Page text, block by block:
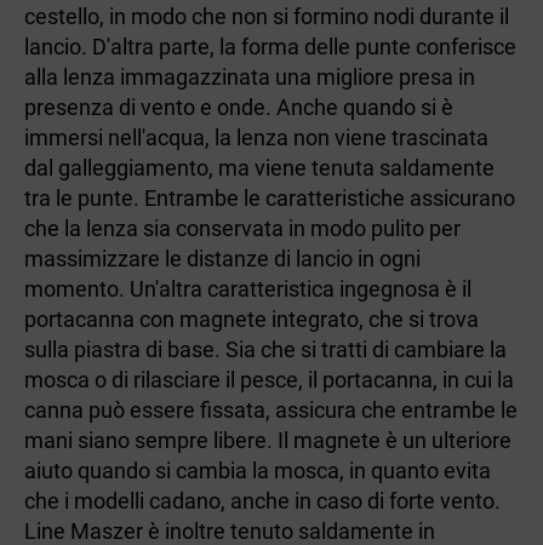
cestello, in modo che non si formino nodi durante il
lancio. D'altra parte, la forma delle punte conferisce
alla lenza immagazzinata una migliore presa in
presenza di vento e onde. Anche quando si è
immersi nell'acqua, la lenza non viene trascinata
dal galleggiamento, ma viene tenuta saldamente
tra le punte. Entrambe le caratteristiche assicurano
che la lenza sia conservata in modo pulito per
massimizzare le distanze di lancio in ogni
momento. Un'altra caratteristica ingegnosa è il
portacanna con magnete integrato, che si trova
sulla piastra di base. Sia che si tratti di cambiare la
mosca o di rilasciare il pesce, il portacanna, in cui la
canna può essere fissata, assicura che entrambe le
mani siano sempre libere. Il magnete è un ulteriore
aiuto quando si cambia la mosca, in quanto evita
che i modelli cadano, anche in caso di forte vento.
Line Maszer è inoltre tenuto saldamente in